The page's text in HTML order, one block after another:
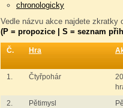
chronologicky
Vedle názvu akce najdete
(P = propozice | S = seznam
Č. Hra
1.
Čtyřpohár
2. Pětimysl